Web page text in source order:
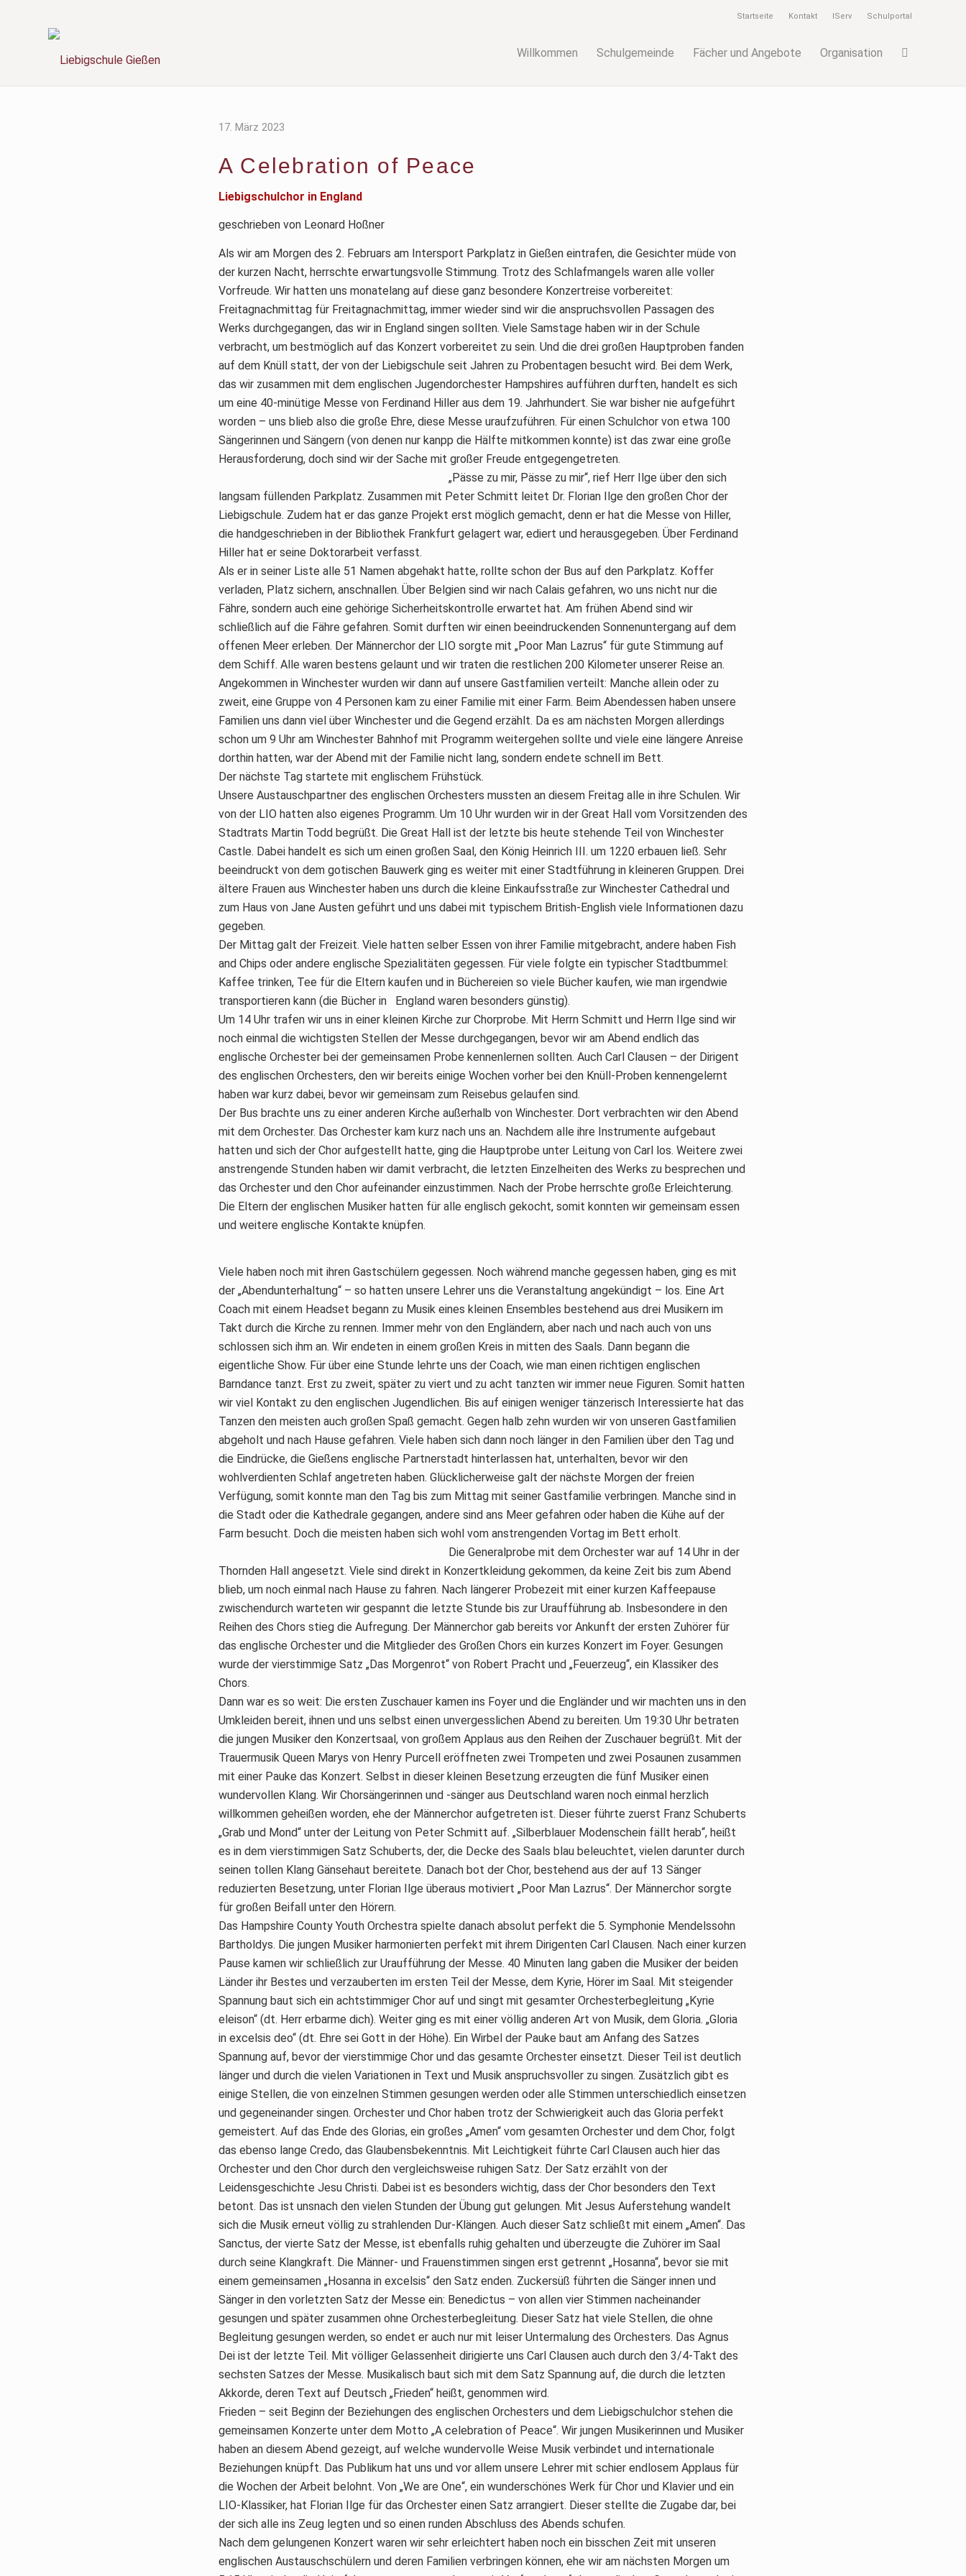
Startseite Kontakt IServ Schulportal
Willkommen Schulgemeinde Fächer und Angebote Organisation
17. März 2023
A Celebration of Peace
Liebigschulchor in England
geschrieben von Leonard Hoßner
Als wir am Morgen des 2. Februars am Intersport Parkplatz in Gießen eintrafen, die Gesichter müde von
der kurzen Nacht, herrschte erwartungsvolle Stimmung. Trotz des Schlafmangels waren alle voller
Vorfreude. Wir hatten uns monatelang auf diese ganz besondere Konzertreise vorbereitet:
Freitagnachmittag für Freitagnachmittag, immer wieder sind wir die anspruchsvollen Passagen des
Werks durchgegangen, das wir in England singen sollten. Viele Samstage haben wir in der Schule
verbracht, um bestmöglich auf das Konzert vorbereitet zu sein. Und die drei großen Hauptproben fanden
auf dem Knüll statt, der von der Liebigschule seit Jahren zu Probentagen besucht wird. Bei dem Werk,
das wir zusammen mit dem englischen Jugendorchester Hampshires aufführen durften, handelt es sich
um eine 40-minütige Messe von Ferdinand Hiller aus dem 19. Jahrhundert. Sie war bisher nie aufgeführt
worden – uns blieb also die große Ehre, diese Messe uraufzuführen. Für einen Schulchor von etwa 100
Sängerinnen und Sängern (von denen nur kanpp die Hälfte mitkommen konnte) ist das zwar eine große
Herausforderung, doch sind wir der Sache mit großer Freude entgegengetreten.
„Pässe zu mir, Pässe zu mir“, rief Herr Ilge über den sich
langsam füllenden Parkplatz. Zusammen mit Peter Schmitt leitet Dr. Florian Ilge den großen Chor der
Liebigschule. Zudem hat er das ganze Projekt erst möglich gemacht, denn er hat die Messe von Hiller,
die handgeschrieben in der Bibliothek Frankfurt gelagert war, ediert und herausgegeben. Über Ferdinand
Hiller hat er seine Doktorarbeit verfasst.
Als er in seiner Liste alle 51 Namen abgehakt hatte, rollte schon der Bus auf den Parkplatz. Koffer
verladen, Platz sichern, anschnallen. Über Belgien sind wir nach Calais gefahren, wo uns nicht nur die
Fähre, sondern auch eine gehörige Sicherheitskontrolle erwartet hat. Am frühen Abend sind wir
schließlich auf die Fähre gefahren. Somit durften wir einen beeindruckenden Sonnenuntergang auf dem
offenen Meer erleben. Der Männerchor der LIO sorgte mit „Poor Man Lazrus“ für gute Stimmung auf
dem Schiff. Alle waren bestens gelaunt und wir traten die restlichen 200 Kilometer unserer Reise an.
Angekommen in Winchester wurden wir dann auf unsere Gastfamilien verteilt: Manche allein oder zu
zweit, eine Gruppe von 4 Personen kam zu einer Familie mit einer Farm. Beim Abendessen haben unsere
Familien uns dann viel über Winchester und die Gegend erzählt. Da es am nächsten Morgen allerdings
schon um 9 Uhr am Winchester Bahnhof mit Programm weitergehen sollte und viele eine längere Anreise
dorthin hatten, war der Abend mit der Familie nicht lang, sondern endete schnell im Bett.
Der nächste Tag startete mit englischem Frühstück.
Unsere Austauschpartner des englischen Orchesters mussten an diesem Freitag alle in ihre Schulen. Wir
von der LIO hatten also eigenes Programm. Um 10 Uhr wurden wir in der Great Hall vom Vorsitzenden des
Stadtrats Martin Todd begrüßt. Die Great Hall ist der letzte bis heute stehende Teil von Winchester
Castle. Dabei handelt es sich um einen großen Saal, den König Heinrich III. um 1220 erbauen ließ. Sehr
beeindruckt von dem gotischen Bauwerk ging es weiter mit einer Stadtführung in kleineren Gruppen. Drei
ältere Frauen aus Winchester haben uns durch die kleine Einkaufsstraße zur Winchester Cathedral und
zum Haus von Jane Austen geführt und uns dabei mit typischem British-English viele Informationen dazu
gegeben.
Der Mittag galt der Freizeit. Viele hatten selber Essen von ihrer Familie mitgebracht, andere haben Fish
and Chips oder andere englische Spezialitäten gegessen. Für viele folgte ein typischer Stadtbummel:
Kaffee trinken, Tee für die Eltern kaufen und in Büchereien so viele Bücher kaufen, wie man irgendwie
transportieren kann (die Bücher in England waren besonders günstig).
Um 14 Uhr trafen wir uns in einer kleinen Kirche zur Chorprobe. Mit Herrn Schmitt und Herrn Ilge sind wir
noch einmal die wichtigsten Stellen der Messe durchgegangen, bevor wir am Abend endlich das
englische Orchester bei der gemeinsamen Probe kennenlernen sollten. Auch Carl Clausen – der Dirigent
des englischen Orchesters, den wir bereits einige Wochen vorher bei den Knüll-Proben kennengelernt
haben war kurz dabei, bevor wir gemeinsam zum Reisebus gelaufen sind.
Der Bus brachte uns zu einer anderen Kirche außerhalb von Winchester. Dort verbrachten wir den Abend
mit dem Orchester. Das Orchester kam kurz nach uns an. Nachdem alle ihre Instrumente aufgebaut
hatten und sich der Chor aufgestellt hatte, ging die Hauptprobe unter Leitung von Carl los. Weitere zwei
anstrengende Stunden haben wir damit verbracht, die letzten Einzelheiten des Werks zu besprechen und
das Orchester und den Chor aufeinander einzustimmen. Nach der Probe herrschte große Erleichterung.
Die Eltern der englischen Musiker hatten für alle englisch gekocht, somit konnten wir gemeinsam essen
und weitere englische Kontakte knüpfen.
Viele haben noch mit ihren Gastschülern gegessen. Noch während manche gegessen haben, ging es mit
der „Abendunterhaltung“ – so hatten unsere Lehrer uns die Veranstaltung angekündigt – los. Eine Art
Coach mit einem Headset begann zu Musik eines kleinen Ensembles bestehend aus drei Musikern im
Takt durch die Kirche zu rennen. Immer mehr von den Engländern, aber nach und nach auch von uns
schlossen sich ihm an. Wir endeten in einem großen Kreis in mitten des Saals. Dann begann die
eigentliche Show. Für über eine Stunde lehrte uns der Coach, wie man einen richtigen englischen
Barndance tanzt. Erst zu zweit, später zu viert und zu acht tanzten wir immer neue Figuren. Somit hatten
wir viel Kontakt zu den englischen Jugendlichen. Bis auf einigen weniger tänzerisch Interessierte hat das
Tanzen den meisten auch großen Spaß gemacht. Gegen halb zehn wurden wir von unseren Gastfamilien
abgeholt und nach Hause gefahren. Viele haben sich dann noch länger in den Familien über den Tag und
die Eindrücke, die Gießens englische Partnerstadt hinterlassen hat, unterhalten, bevor wir den
wohlverdienten Schlaf angetreten haben. Glücklicherweise galt der nächste Morgen der freien
Verfügung, somit konnte man den Tag bis zum Mittag mit seiner Gastfamilie verbringen. Manche sind in
die Stadt oder die Kathedrale gegangen, andere sind ans Meer gefahren oder haben die Kühe auf der
Farm besucht. Doch die meisten haben sich wohl vom anstrengenden Vortag im Bett erholt.
Die Generalprobe mit dem Orchester war auf 14 Uhr in der
Thornden Hall angesetzt. Viele sind direkt in Konzertkleidung gekommen, da keine Zeit bis zum Abend
blieb, um noch einmal nach Hause zu fahren. Nach längerer Probezeit mit einer kurzen Kaffeepause
zwischendurch warteten wir gespannt die letzte Stunde bis zur Uraufführung ab. Insbesondere in den
Reihen des Chors stieg die Aufregung. Der Männerchor gab bereits vor Ankunft der ersten Zuhörer für
das englische Orchester und die Mitglieder des Großen Chors ein kurzes Konzert im Foyer. Gesungen
wurde der vierstimmige Satz „Das Morgenrot“ von Robert Pracht und „Feuerzeug“, ein Klassiker des
Chors.
Dann war es so weit: Die ersten Zuschauer kamen ins Foyer und die Engländer und wir machten uns in den
Umkleiden bereit, ihnen und uns selbst einen unvergesslichen Abend zu bereiten. Um 19:30 Uhr betraten
die jungen Musiker den Konzertsaal, von großem Applaus aus den Reihen der Zuschauer begrüßt. Mit der
Trauermusik Queen Marys von Henry Purcell eröffneten zwei Trompeten und zwei Posaunen zusammen
mit einer Pauke das Konzert. Selbst in dieser kleinen Besetzung erzeugten die fünf Musiker einen
wundervollen Klang. Wir Chorsängerinnen und -sänger aus Deutschland waren noch einmal herzlich
willkommen geheißen worden, ehe der Männerchor aufgetreten ist. Dieser führte zuerst Franz Schuberts
„Grab und Mond“ unter der Leitung von Peter Schmitt auf. „Silberblauer Modenschein fällt herab“, heißt
es in dem vierstimmigen Satz Schuberts, der, die Decke des Saals blau beleuchtet, vielen darunter durch
seinen tollen Klang Gänsehaut bereitete. Danach bot der Chor, bestehend aus der auf 13 Sänger
reduzierten Besetzung, unter Florian Ilge überaus motiviert „Poor Man Lazrus“. Der Männerchor sorgte
für großen Beifall unter den Hörern.
Das Hampshire County Youth Orchestra spielte danach absolut perfekt die 5. Symphonie Mendelssohn
Bartholdys. Die jungen Musiker harmonierten perfekt mit ihrem Dirigenten Carl Clausen. Nach einer kurzen
Pause kamen wir schließlich zur Uraufführung der Messe. 40 Minuten lang gaben die Musiker der beiden
Länder ihr Bestes und verzauberten im ersten Teil der Messe, dem Kyrie, Hörer im Saal. Mit steigender
Spannung baut sich ein achtstimmiger Chor auf und singt mit gesamter Orchesterbegleitung „Kyrie
eleison“ (dt. Herr erbarme dich). Weiter ging es mit einer völlig anderen Art von Musik, dem Gloria. „Gloria
in excelsis deo“ (dt. Ehre sei Gott in der Höhe). Ein Wirbel der Pauke baut am Anfang des Satzes
Spannung auf, bevor der vierstimmige Chor und das gesamte Orchester einsetzt. Dieser Teil ist deutlich
länger und durch die vielen Variationen in Text und Musik anspruchsvoller zu singen. Zusätzlich gibt es
einige Stellen, die von einzelnen Stimmen gesungen werden oder alle Stimmen unterschiedlich einsetzen
und gegeneinander singen. Orchester und Chor haben trotz der Schwierigkeit auch das Gloria perfekt
gemeistert. Auf das Ende des Glorias, ein großes „Amen“ vom gesamten Orchester und dem Chor, folgt
das ebenso lange Credo, das Glaubensbekenntnis. Mit Leichtigkeit führte Carl Clausen auch hier das
Orchester und den Chor durch den vergleichsweise ruhigen Satz. Der Satz erzählt von der
Leidensgeschichte Jesu Christi. Dabei ist es besonders wichtig, dass der Chor besonders den Text
betont. Das ist unsnach den vielen Stunden der Übung gut gelungen. Mit Jesus Auferstehung wandelt
sich die Musik erneut völlig zu strahlenden Dur-Klängen. Auch dieser Satz schließt mit einem „Amen“. Das
Sanctus, der vierte Satz der Messe, ist ebenfalls ruhig gehalten und überzeugte die Zuhörer im Saal
durch seine Klangkraft. Die Männer- und Frauenstimmen singen erst getrennt „Hosanna“, bevor sie mit
einem gemeinsamen „Hosanna in excelsis“ den Satz enden. Zuckersüß führten die Sänger innen und
Sänger in den vorletzten Satz der Messe ein: Benedictus – von allen vier Stimmen nacheinander
gesungen und später zusammen ohne Orchesterbegleitung. Dieser Satz hat viele Stellen, die ohne
Begleitung gesungen werden, so endet er auch nur mit leiser Untermalung des Orchesters. Das Agnus
Dei ist der letzte Teil. Mit völliger Gelassenheit dirigierte uns Carl Clausen auch durch den 3/4-Takt des
sechsten Satzes der Messe. Musikalisch baut sich mit dem Satz Spannung auf, die durch die letzten
Akkorde, deren Text auf Deutsch „Frieden“ heißt, genommen wird.
Frieden – seit Beginn der Beziehungen des englischen Orchesters und dem Liebigschulchor stehen die
gemeinsamen Konzerte unter dem Motto „A celebration of Peace“. Wir jungen Musikerinnen und Musiker
haben an diesem Abend gezeigt, auf welche wundervolle Weise Musik verbindet und internationale
Beziehungen knüpft. Das Publikum hat uns und vor allem unsere Lehrer mit schier endlosem Applaus für
die Wochen der Arbeit belohnt. Von „We are One“, ein wunderschönes Werk für Chor und Klavier und ein
LIO-Klassiker, hat Florian Ilge für das Orchester einen Satz arrangiert. Dieser stellte die Zugabe dar, bei
der sich alle ins Zeug legten und so einen runden Abschluss des Abends schufen.
Nach dem gelungenen Konzert waren wir sehr erleichtert haben noch ein bisschen Zeit mit unseren
englischen Austauschschülern und deren Familien verbringen können, ehe wir am nächsten Morgen um